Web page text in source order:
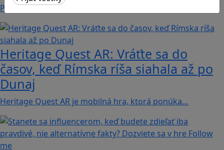
Prodigy Math Game je vzdelávacia hra, ktorá…
Heritage Quest AR: Vráťte sa do
časov, keď Rímska ríša siahala až po
Dunaj
Heritage Quest AR je mobilná hra, ktorá ponúka…